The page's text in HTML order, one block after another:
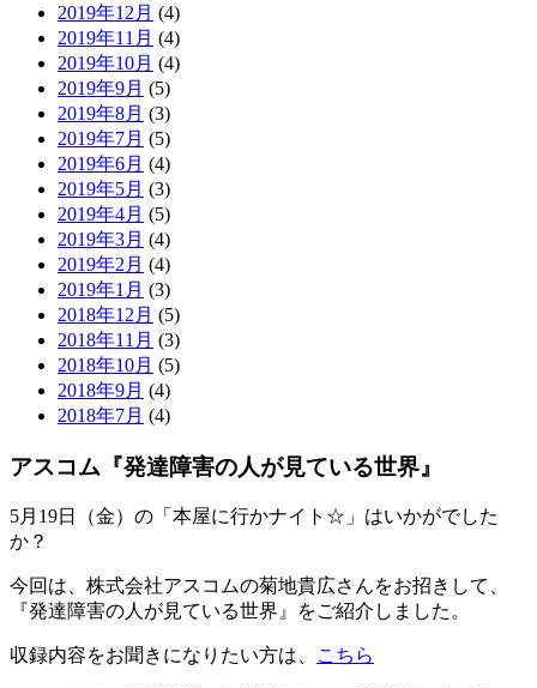
2019年12月 (4)
2019年11月 (4)
2019年10月 (4)
2019年9月 (5)
2019年8月 (3)
2019年7月 (5)
2019年6月 (4)
2019年5月 (3)
2019年4月 (5)
2019年3月 (4)
2019年2月 (4)
2019年1月 (3)
2018年12月 (5)
2018年11月 (3)
2018年10月 (5)
2018年9月 (4)
2018年7月 (4)
アスコム『発達障害の人が見ている世界』
5月19日（金）の「本屋に行かナイト☆」はいかがでした
か？
今回は、株式会社アスコムの菊地貴広さんをお招きして、
『発達障害の人が見ている世界』をご紹介しました。
収録内容をお聞きになりたい方は、 こちら